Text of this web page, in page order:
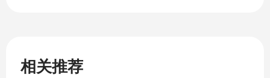
相关推荐